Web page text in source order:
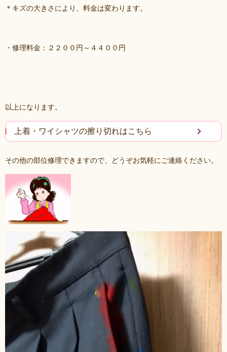
＊キズの大きさにより、料金は変わります。
・修理料金：２２００円～４４００円
以上になります。
上着・ワイシャツの擦り切れはこちら
その他の部位修理できますので、どうぞお気軽にご連絡ください。